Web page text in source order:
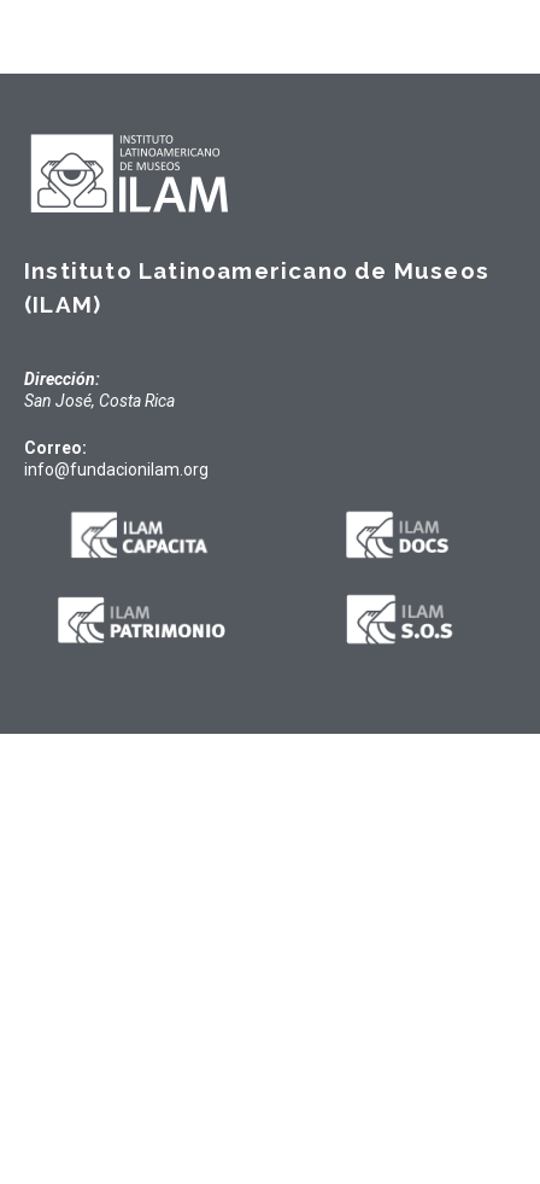
Instituto Latinoamericano de Museos
(ILAM)
Dirección:
San José, Costa Rica
Correo:
info@fundacionilam.org